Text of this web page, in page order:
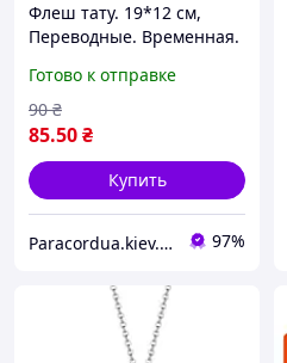
Флеш тату. 19*12 см,
Переводные. Временная.
Птицы, Двухглавая птица
с глазом, Война и
Готово к отправке
85.50₴
90 ₴
Купить
Paracordua.kiev.ua 97%